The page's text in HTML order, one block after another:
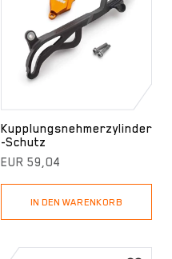
Kupplungsnehmerzylinder
-Schutz
EUR 59,04
IN DEN WARENKORB